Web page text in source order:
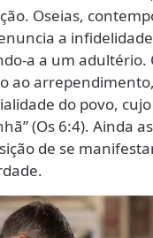
Oseias,
a
a a um adultério.
ao
do povo,
(Os 6:4). Ainda
de se